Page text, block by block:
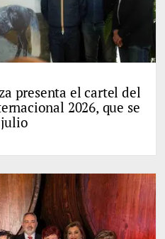
presenta el cartel del
2026, que se
julio